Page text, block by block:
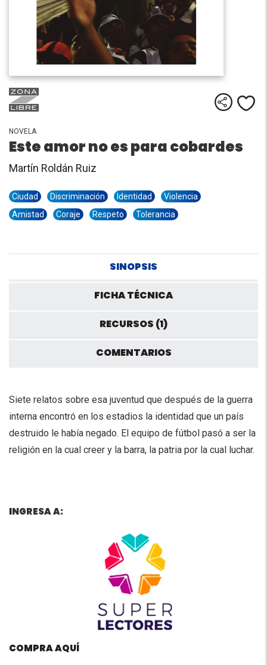
NOVELA
Este amor no es para cobardes
Martín Roldán Ruiz
Ciudad Discriminación Identidad
Violencia
Amistad
Coraje Respeto Tolerancia
SINOPSIS
FICHA TÉCNICA
RECURSOS (1)
COMENTARIOS
Siete relatos sobre esa juventud que después de la guerra
interna encontró en los estadios la identidad que un país
destruido le había negado. El equipo de fútbol pasó a ser la
religión en la cual creer y la barra, la patria por la cual luchar.
INGRESA A:
COMPRA AQUÍ